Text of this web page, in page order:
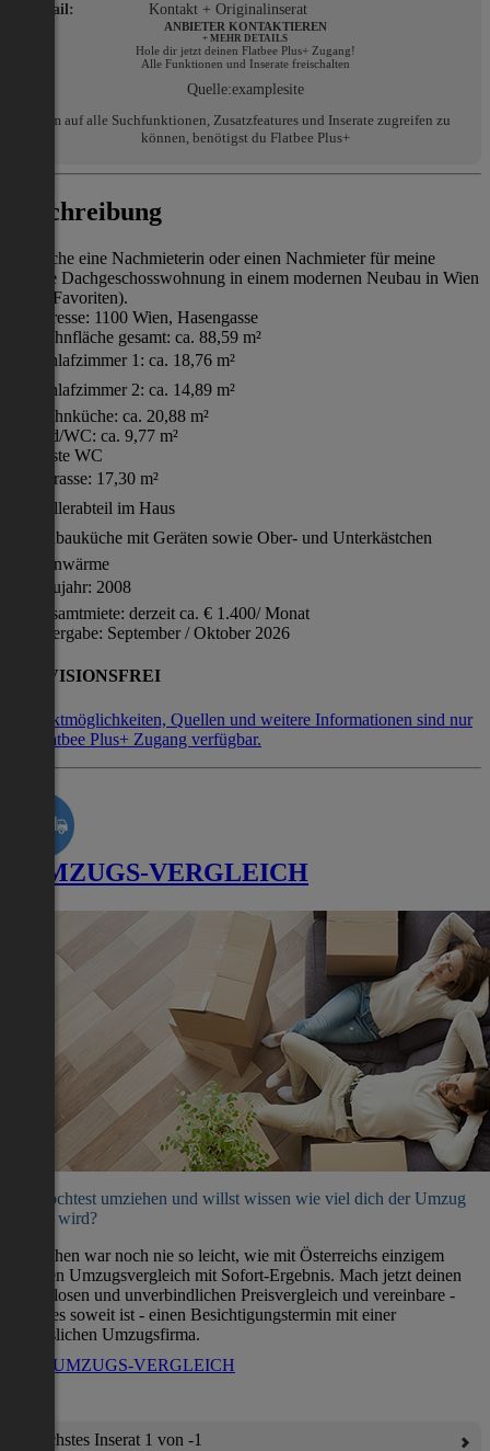
E-Mail:
Kontakt + Originalinserat
ANBIETER KONTAKTIEREN
+ MEHR DETAILS
Hole dir jetzt deinen Flatbee Plus+ Zugang!
Alle Funktionen und Inserate freischalten
Quelle:examplesite
Um auf alle Suchfunktionen, Zusatzfeatures und Inserate zugreifen zu
können, benötigst du Flatbee Plus+
Beschreibung
Ich suche eine Nachmieterin oder einen Nachmieter für meine
schöne Dachgeschosswohnung in einem modernen Neubau in Wien
1100 (Favoriten).
📍 Adresse: 1100 Wien, Hasengasse
📐 Wohnfläche gesamt: ca. 88,59 m²
🛏️ Schlafzimmer 1: ca. 18,76 m²
🛏️ Schlafzimmer 2: ca. 14,89 m²
🍳 Wohnküche: ca. 20,88 m²
🚿 Bad/WC: ca. 9,77 m²
🚽 Gäste WC
🪴 Terrasse: 17,30 m²
🏚️ Kellerabteil im Haus
🍽️ Einbauküche mit Geräten sowie Ober- und Unterkästchen
🔥 Fernwärme
🏗️ Baujahr: 2008
💶 Gesamtmiete: derzeit ca. € 1.400/ Monat
📅 Übergabe: September / Oktober 2026
PROVISIONSFREI
Kontaktmöglichkeiten, Quellen und weitere Informationen sind nur
mit Flatbee Plus+ Zugang verfügbar.
UMZUGS-VERGLEICH
Du möchtest umziehen und willst wissen wie viel dich der Umzug
kosten wird?
Umziehen war noch nie so leicht, wie mit Österreichs einzigem
direkten Umzugsvergleich mit Sofort-Ergebnis. Mach jetzt deinen
kostenlosen und unverbindlichen Preisvergleich und vereinbare -
wenn es soweit ist - einen Besichtigungstermin mit einer
verlässlichen Umzugsfirma.
ZUM UMZUGS-VERGLEICH
Nächstes Inserat 1 von -1